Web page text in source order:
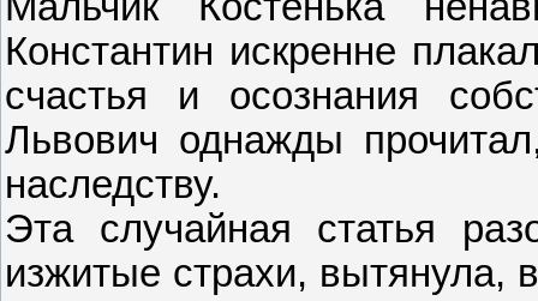
Константин искренне
счастья и осознания
Львович однажды
наследству.
Эта случайная статья
изжитые страхи, вытянула,